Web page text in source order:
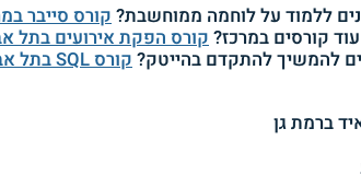
ללמוד על לוחמה ממוחשבת?קורס סייבר
קורסים במרכז? קורס הפקת אירועים בתל
להמשיך להתקדם בהייטק? קורס SQL בתל אביב והמרכז
ברמת גן